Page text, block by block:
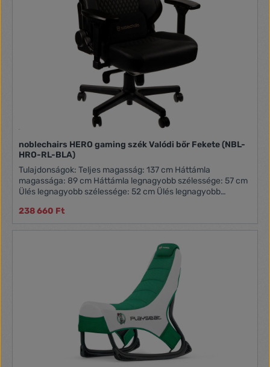
noblechairs HERO gaming szék Valódi bőr Fekete (NBL-
HRO-RL-BLA)
Tulajdonságok: Teljes magasság: 137 cm Háttámla
magassága: 89 cm Háttámla legnagyobb szélessége: 57 cm
Ülés legnagyobb szélessége: 52 cm Ülés legnagyobb
mélysége: 27 cm Teherbírás: 150 kg Acél vázszerkezet,
alumínium talp Kerekekkel ellátott talp Valódi bőr borítás
Állítható kartámasz Állítható magasság
238 660 Ft